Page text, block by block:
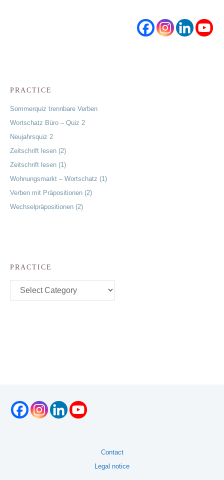
PRACTICE
Sommerquiz trennbare Verben
Wortschatz Büro – Quiz 2
Neujahrsquiz 2
Zeitschrift lesen (2)
Zeitschrift lesen (1)
Wohnungsmarkt – Wortschatz (1)
Verben mit Präpositionen (2)
Wechselpräpositionen (2)
PRACTICE
Contact
Legal notice